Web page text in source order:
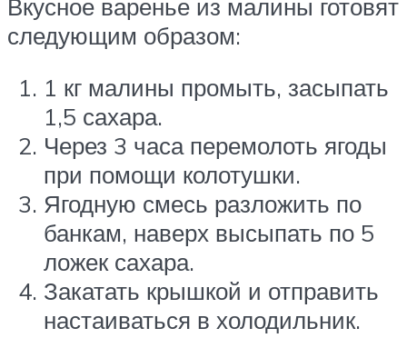
Вкусное варенье из малины готовят
следующим образом:
1 кг малины промыть, засыпать
1,5 сахара.
Через 3 часа перемолоть ягоды
при помощи колотушки.
Ягодную смесь разложить по
банкам, наверх высыпать по 5
ложек сахара.
Закатать крышкой и отправить
настаиваться в холодильник.